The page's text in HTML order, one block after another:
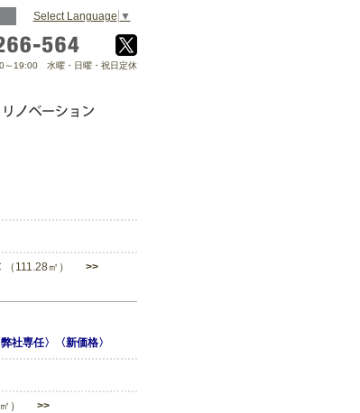
Select Language ▼
0120-266-564
～19:00 水曜・日曜・祝日定休
（111.28㎡） >>
弊社専任〉〈新価格〉
㎡） >>